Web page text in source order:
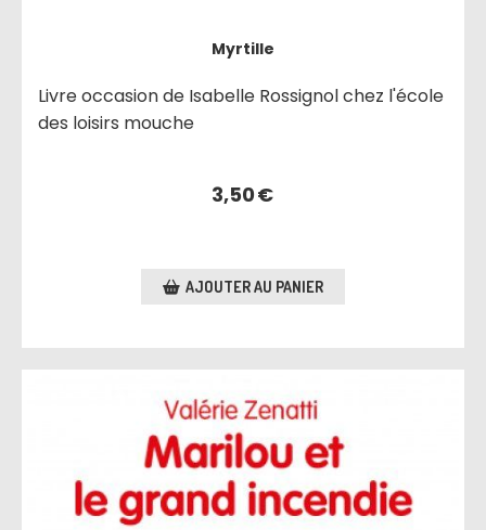
Myrtille
Livre occasion de Isabelle Rossignol chez l'école
des loisirs mouche
3,50€
AJOUTER AU PANIER